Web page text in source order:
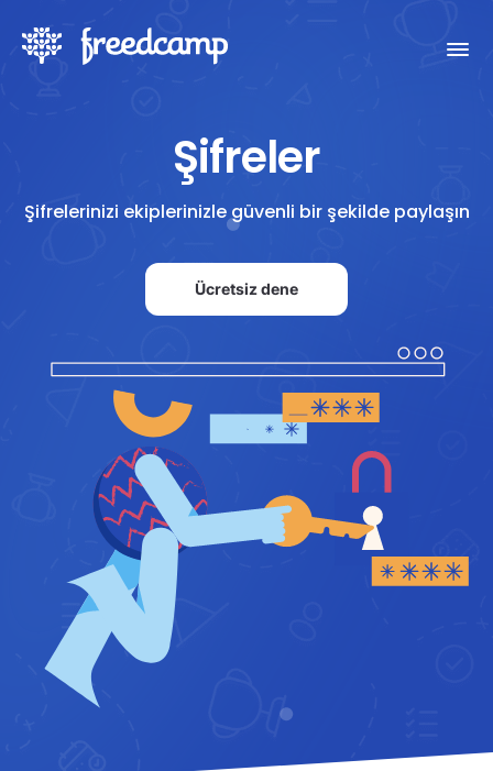
Şifreler
Şifrelerinizi ekiplerinizle güvenli bir şekilde paylaşın
Ücretsiz dene